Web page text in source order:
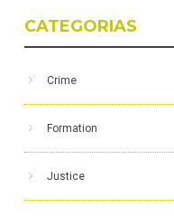
CATEGORIAS
Crime
Formation
Justice